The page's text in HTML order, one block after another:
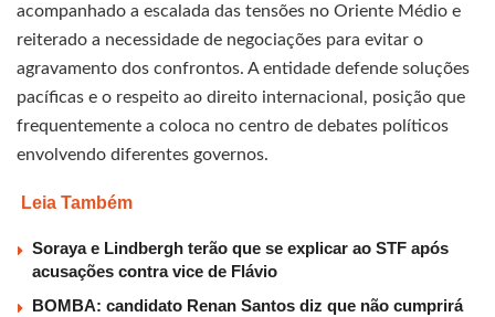
acompanhado a escalada das tensões no Oriente Médio e
reiterado a necessidade de negociações para evitar o
agravamento dos confrontos. A entidade defende soluções
pacíficas e o respeito ao direito internacional, posição que
frequentemente a coloca no centro de debates políticos
envolvendo diferentes governos.
Leia Também
Soraya e Lindbergh terão que se explicar ao STF após
acusações contra vice de Flávio
BOMBA: candidato Renan Santos diz que não cumprirá